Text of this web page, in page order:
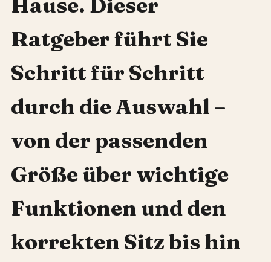
Hause. Dieser
Ratgeber führt Sie
Schritt für Schritt
durch die Auswahl –
von der passenden
Größe über wichtige
Funktionen und den
korrekten Sitz bis hin